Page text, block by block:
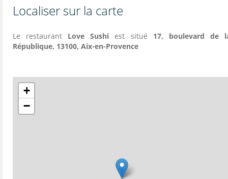
Localiser sur la carte
Le restaurant Love Sushi est situé 17, boulevard de
République, 13100, Aix-en-Provence
+
−